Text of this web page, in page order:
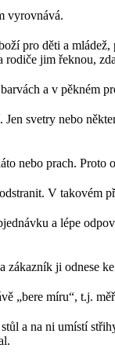
vyrovnává.
pro děti a
jim řeknou,
a v pěkném
svetry nebo
nebo prach.
V takovém
a lépe
zákazník ji odnese
„bere míru“, t.j.
a na ni umístí